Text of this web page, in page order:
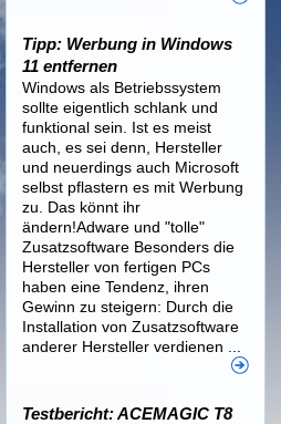
Tipp: Werbung in Windows
11 entfernen
Windows als Betriebssystem
sollte eigentlich schlank und
funktional sein. Ist es meist
auch, es sei denn, Hersteller
und neuerdings auch Microsoft
selbst pflastern es mit Werbung
zu. Das könnt ihr
ändern!Adware und "tolle"
Zusatzsoftware Besonders die
Hersteller von fertigen PCs
haben eine Tendenz, ihren
Gewinn zu steigern: Durch die
Installation von Zusatzsoftware
anderer Hersteller verdienen ...
Testbericht: ACEMAGIC T8